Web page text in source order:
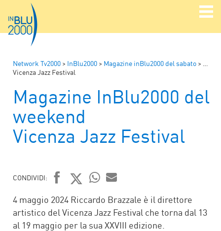
Network Tv2000 > InBlu2000 > Magazine inBlu2000 del sabato >
Vicenza Jazz Festival
Magazine InBlu2000 del
weekend
Vicenza Jazz Festival
CONDIVIDI:
FACEBOOK
TWITTER
WHATSAPP
MAIL
4 maggio 2024 Riccardo Brazzale è il direttore
artistico del Vicenza Jazz Festival che torna dal 13
al 19 maggio per la sua XXVIII edizione.